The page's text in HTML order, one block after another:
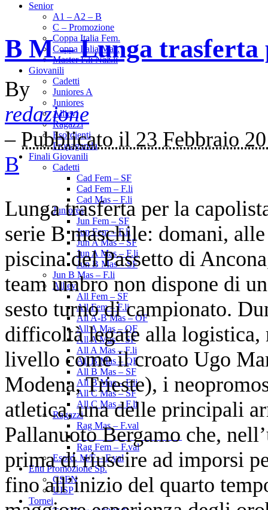
Senior
A1 – A2 – B
C – Promozione
Coppa Italia Fem.
Coppa Italia Mas.
Master F.li Naz.li
Giovanili
Cadetti
Juniores A
Juniores
Allievi
Ragazzi
Esordienti
Propaganda
Finali Giovanili
Cadetti
Cad Fem – SF
Cad Fem – F.li
Cad Mas – F.li
Juniores
Jun Fem – SF
Jun Fem – F.li
Jun A Mas – SF
Jun A Mas – F.li
Jun B Mas – SF
Jun B Mas – F.li
Allievi
All Fem – SF
All Fem – F.li
All A-B Mas – OF
All A Mas – QF
All A Mas – SF
All A Mas – F.li
All B Mas – QF
All B Mas – SF
All B Mas – F.li
All C Mas – SF
All C Mas – F.li
Ragazzi
Rag Mas – F.val
______________________
Rag Fem – F.val
Esord. M/F – F.val
Enti Promozione Sp.
CSEN
UISP
Tornei
B M – Lunga trasferta
By
redazione
– Pubblicato il 23 Febbraio
B
Lunga trasferta per la
serie B maschile: domani,
piscina del Passetto di
team umbro non dispone di
sesto turno di campionato.
difficoltà legate alla logistica,
livello come il croato Ugo
Modena, Trieste), i
atletica, una delle principali
Pallanuoto Bergamo che,
prima di riuscire ad imporsi
fino all’inizio del quarto